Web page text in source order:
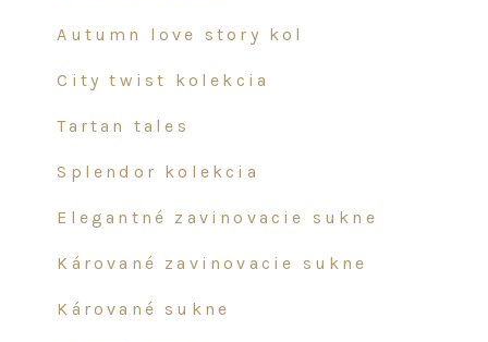
autumn love story kol
city twist kolekcia
tartan tales
splendor kolekcia
elegantné zavinovacie sukne
kárované zavinovacie sukne
kárované sukne